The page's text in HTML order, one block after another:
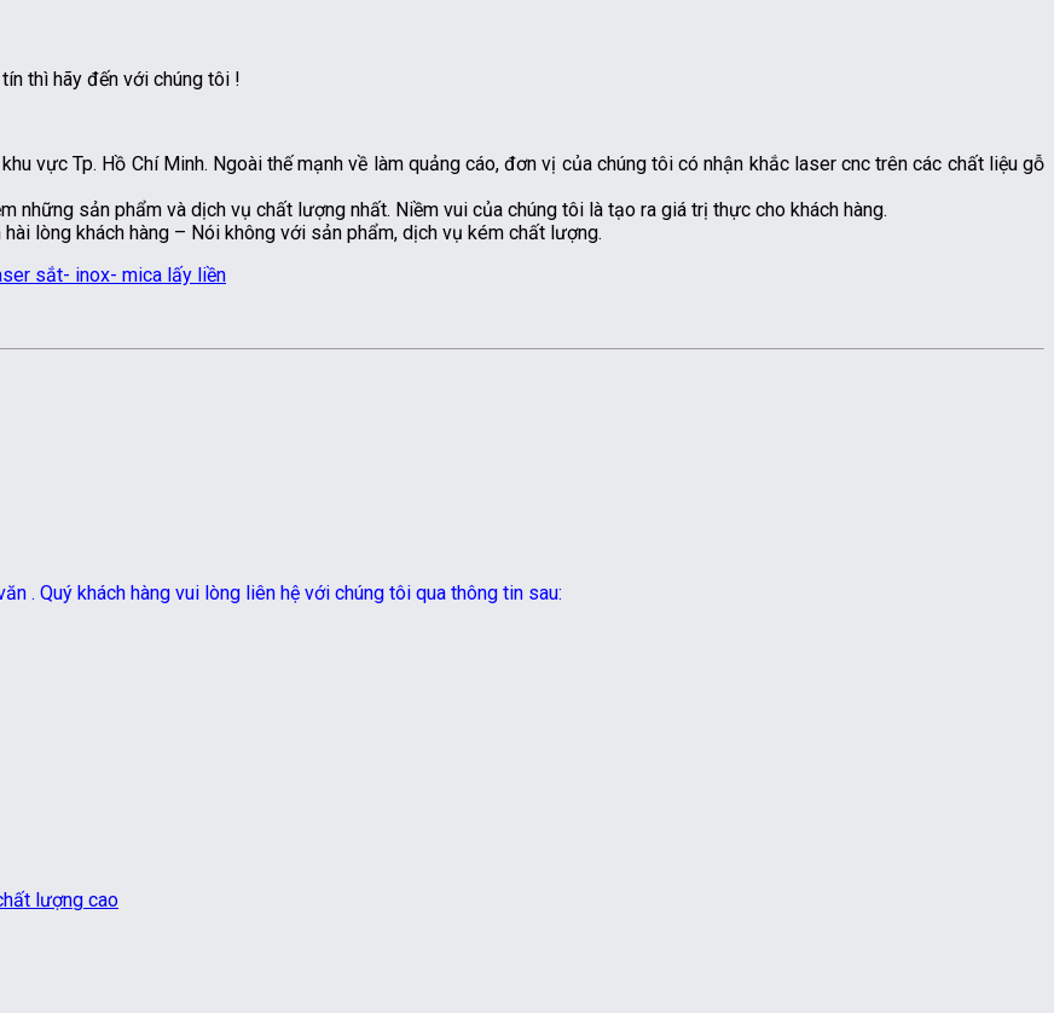
thì hãy đến với chúng tôi !
vực Tp. Hồ Chí Minh. Ngoài thế mạnh về làm quảng cáo, đơn vị của chúng tôi có nhận khắc laser cnc trên các chất liệu gỗ
những sản phẩm và dịch vụ chất lượng nhất. Niềm vui của chúng tôi là tạo ra giá trị thực cho khách hàng.
lòng khách hàng – Nói không với sản phẩm, dịch vụ kém chất lượng.
sắt- inox- mica lấy liền
. Quý khách hàng vui lòng liên hệ với chúng tôi qua thông tin sau: